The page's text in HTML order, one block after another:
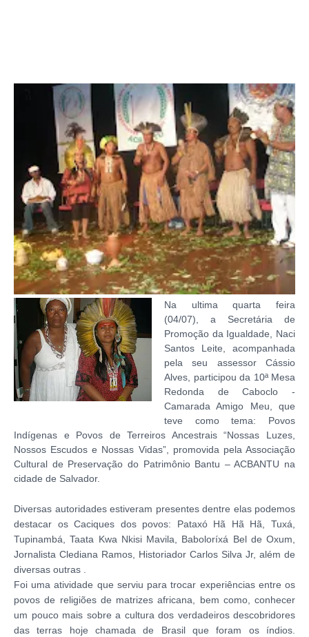
Na ultima quarta feira
(04/07), a Secretária de
Promoção da Igualdade, Naci
Santos Leite, acompanhada
pela seu assessor Cássio
Alves, participou da 10ª Mesa
Redonda de Caboclo -
Camarada Amigo Meu, que
teve como tema: Povos
Indígenas e Povos de Terreiros Ancestrais “Nossas Luzes,
Nossos Escudos e Nossas Vidas”, promovida pela Associação
Cultural de Preservação do Patrimônio Bantu – ACBANTU na
cidade de Salvador.
Diversas autoridades estiveram presentes dentre elas podemos
destacar os Caciques dos povos: Pataxó Hã Hã Hã, Tuxá,
Tupinambá, Taata Kwa Nkisi Mavila, Baboloríxá Bel de Oxum,
Jornalista Clediana Ramos, Historiador Carlos Silva Jr, além de
diversas outras .
Foi uma atividade que serviu para trocar experiências entre os
povos de religiões de matrizes africana, bem como, conhecer
um pouco mais sobre a cultura dos verdadeiros descobridores
das terras hoje chamada de Brasil que foram os índios.